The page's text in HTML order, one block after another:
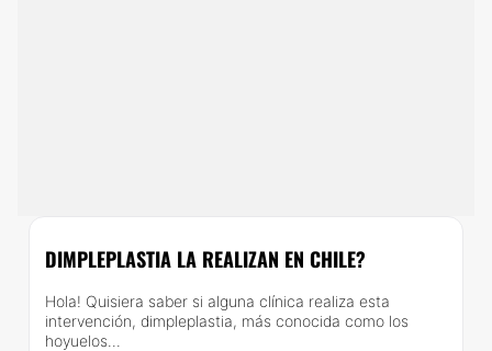
DIMPLEPLASTIA LA REALIZAN EN CHILE?
Hola! Quisiera saber si alguna clínica realiza esta
intervención, dimpleplastia, más conocida como los
hoyuelos...